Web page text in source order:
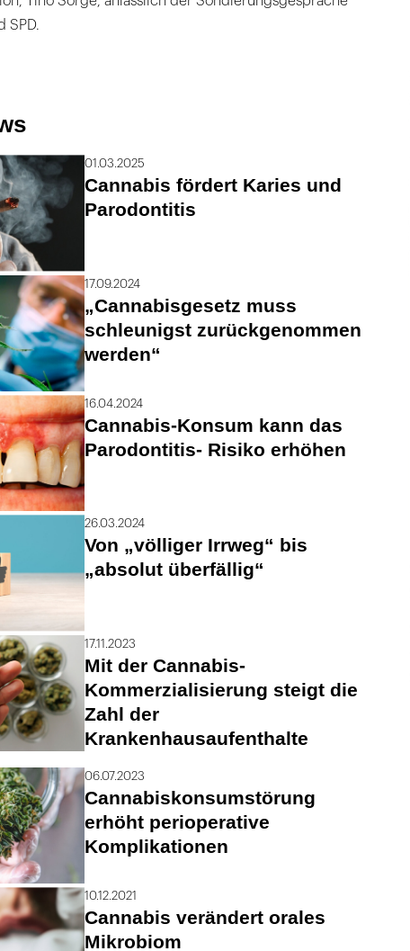
SPD.
01.03.2025
Cannabis fördert Karies und
Parodontitis
17.09.2024
„Cannabisgesetz muss
schleunigst zurückgenommen
werden“
16.04.2024
Cannabis-Konsum kann das
Parodontitis- Risiko erhöhen
26.03.2024
Von „völliger Irrweg“ bis
„absolut überfällig“
17.11.2023
Mit der Cannabis-
Kommerzialisierung steigt die
Zahl der
Krankenhausaufenthalte
06.07.2023
Cannabiskonsumstörung
erhöht perioperative
Komplikationen
10.12.2021
Cannabis verändert orales
Mikrobiom